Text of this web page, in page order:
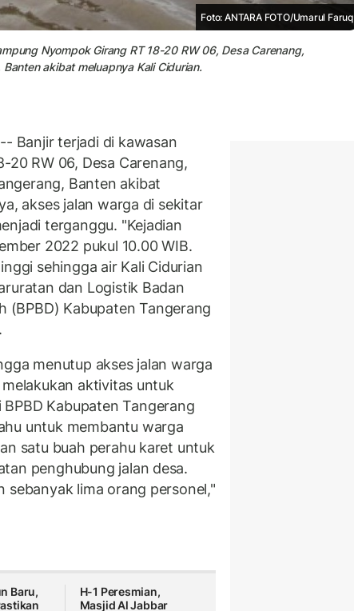
Foto: ANTARA FOTO/Umarul Faruq
Nyompok Girang RT 18-20 RW 06, Desa Carenang,
akibat meluapnya Kali Cidurian.
-- Banjir terjadi di kawasan
20 RW 06, Desa Carenang,
Banten akibat
akses jalan warga di sekitar
terganggu. "Kejadian
2022 pukul 10.00 WIB.
sehingga air Kali Cidurian
dan Logistik Badan
(BPBD) Kabupaten Tangerang
menutup akses jalan warga
aktivitas untuk
Kabupaten Tangerang
untuk membantu warga
satu buah perahu karet untuk
penghubung jalan desa.
sebanyak lima orang personel,"
Baru,
H-1 Peresmian,
Masjid Al Jabbar